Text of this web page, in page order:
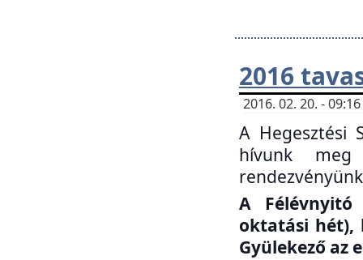
2016
2016. 02. 20. -
A Hegesztési
hívunk
A
oktatási hét),
Gyülekező az